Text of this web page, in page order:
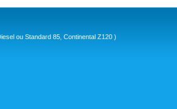
ou Standard 85, Continental Z120 )